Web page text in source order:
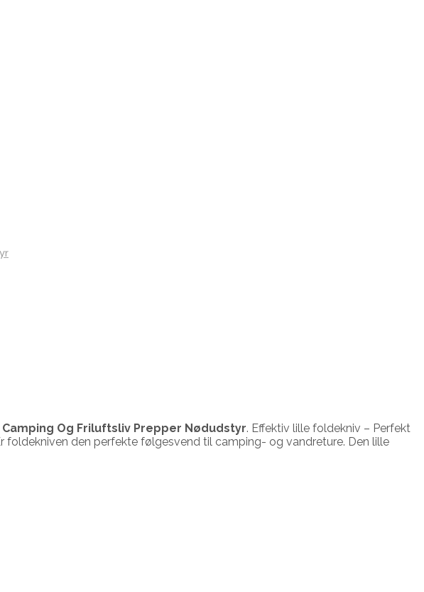
Og Friluftsliv Prepper Nødudstyr. Effektiv lille foldekniv – Perfekt
den perfekte følgesvend til camping- og vandreture. Den lille